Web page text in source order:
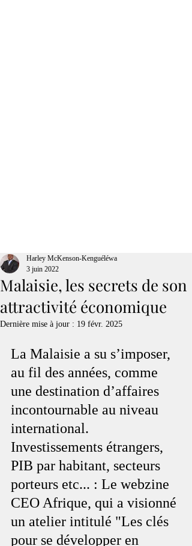
Malaisie, les secrets de son
attractivité économique
Harley McKenson-Kenguéléwa
3 juin 2022
Dernière mise à jour : 19 févr. 2025
La Malaisie a su s’imposer,
au fil des années, comme
une destination d’affaires
incontournable au niveau
international.
Investissements étrangers,
PIB par habitant, secteurs
porteurs etc... : Le webzine
CEO Afrique, qui a visionné
un atelier intitulé "Les clés
pour se développer en